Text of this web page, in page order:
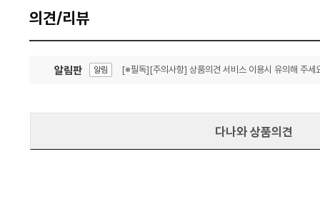
의견/리뷰
알림판 알림 [※필독][주의사항] 상품의견 서비스 이용시 유의해 주세
다나와 상품의견